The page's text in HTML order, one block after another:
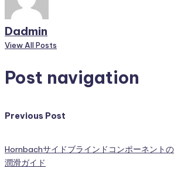
Dadmin
View All Posts
Post navigation
Previous Post
Hornbachサイドブラインドコンポーネントの
潤滑ガイド